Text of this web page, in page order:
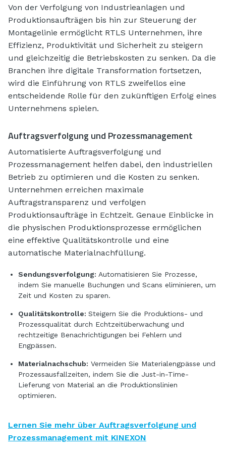
Von der Verfolgung von Industrieanlagen und
Produktionsaufträgen bis hin zur Steuerung der
Montagelinie ermöglicht RTLS Unternehmen, ihre
Effizienz, Produktivität und Sicherheit zu steigern
und gleichzeitig die Betriebskosten zu senken. Da die
Branchen ihre digitale Transformation fortsetzen,
wird die Einführung von RTLS zweifellos eine
entscheidende Rolle für den zukünftigen Erfolg eines
Unternehmens spielen.
Auftragsverfolgung und Prozessmanagement
Automatisierte Auftragsverfolgung und
Prozessmanagement helfen dabei, den industriellen
Betrieb zu optimieren und die Kosten zu senken.
Unternehmen erreichen maximale
Auftragstransparenz und verfolgen
Produktionsaufträge in Echtzeit. Genaue Einblicke in
die physischen Produktionsprozesse ermöglichen
eine effektive Qualitätskontrolle und eine
automatische Materialnachfüllung.
Sendungsverfolgung: Automatisieren Sie Prozesse,
indem Sie manuelle Buchungen und Scans eliminieren, um
Zeit und Kosten zu sparen.
Qualitätskontrolle: Steigern Sie die Produktions- und
Prozessqualität durch Echtzeitüberwachung und
rechtzeitige Benachrichtigungen bei Fehlern und
Engpässen.
Materialnachschub: Vermeiden Sie Materialengpässe und
Prozessausfallzeiten, indem Sie die Just-in-Time-
Lieferung von Material an die Produktionslinien
optimieren.
Lernen Sie mehr über Auftragsverfolgung und
Prozessmanagement mit KINEXON